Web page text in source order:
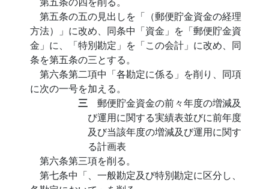
第五条の五の見出しを「（郵便貯金資金の経理
方法）」に改め、同条中「資金」を「郵便貯金資
金」に、「特別勘定」を「この会計」に改め、同
条を第五条の三とする。
第六条第二項中「各勘定に係る」を削り、同項
に次の一号を加える。
三 郵便貯金資金の前々年度の増減及
び運用に関する実績表並びに前年度
及び当該年度の増減及び運用に関す
る計画表
第六条第三項を削る。
第七条中「、一般勘定及び特別勘定に区分し、